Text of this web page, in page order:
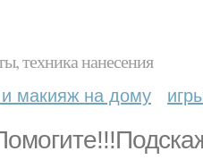
техника нанесения
и макияж на дому